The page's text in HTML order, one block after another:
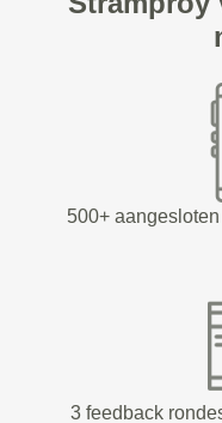
500+
3 feedback